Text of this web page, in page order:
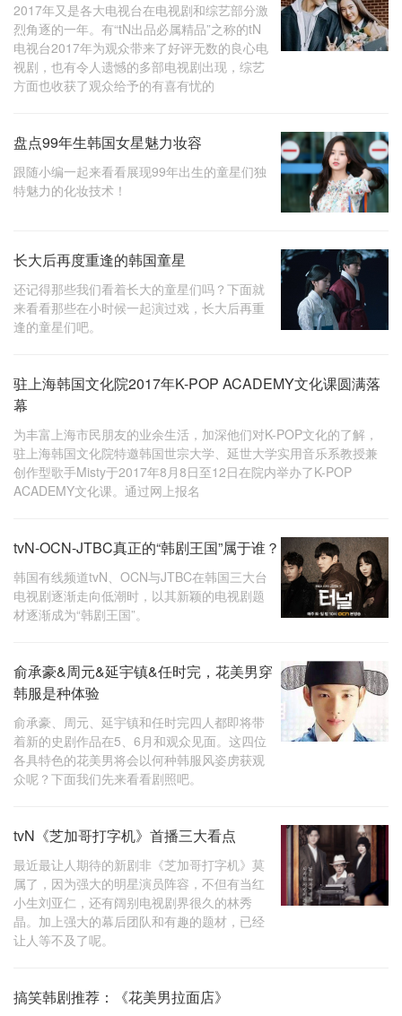
2017年又是各大电视台在电视剧和综艺部分激
烈角逐的一年。有“tN出品必属精品”之称的tN
电视台2017年为观众带来了好评无数的良心电
视剧，也有令人遗憾的多部电视剧出现，综艺
方面也收获了观众给予的有喜有忧的
盘点99年生韩国女星魅力妆容
跟随小编一起来看看展现99年出生的童星们独
特魅力的化妆技术！
长大后再度重逢的韩国童星
还记得那些我们看着长大的童星们吗？下面就
来看看那些在小时候一起演过戏，长大后再重
逢的童星们吧。
驻上海韩国文化院2017年K-POP ACADEMY文化课圆满落
幕
为丰富上海市民朋友的业余生活，加深他们对K-POP文化的了解，
驻上海韩国文化院特邀韩国世宗大学、延世大学实用音乐系教授兼
创作型歌手Misty于2017年8月8日至12日在院内举办了K-POP
ACADEMY文化课。通过网上报名
tvN-OCN-JTBC真正的“韩剧王国”属于谁？
韩国有线频道tvN、OCN与JTBC在韩国三大台
电视剧逐渐走向低潮时，以其新颖的电视剧题
材逐渐成为“韩剧王国”。
俞承豪&周元&延宇镇&任时完，花美男穿
韩服是种体验
俞承豪、周元、延宇镇和任时完四人都即将带
着新的史剧作品在5、6月和观众见面。这四位
各具特色的花美男将会以何种韩服风姿虏获观
众呢？下面我们先来看看剧照吧。
tvN《芝加哥打字机》首播三大看点
最近最让人期待的新剧非《芝加哥打字机》莫
属了，因为强大的明星演员阵容，不但有当红
小生刘亚仁，还有阔别电视剧界很久的林秀
晶。加上强大的幕后团队和有趣的题材，已经
让人等不及了呢。
搞笑韩剧推荐：《花美男拉面店》